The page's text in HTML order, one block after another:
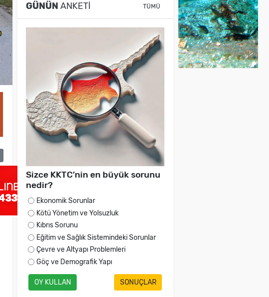
GÜNÜN ANKETI TÜMÜ
Sizce KKTC’nin en büyük sorunu
nedir?
Ekonomik Sorunlar
Kötü Yönetim ve Yolsuzluk
Kıbrıs Sorunu
Eğitim ve Sağlık Sistemindeki Sorunlar
Çevre ve Altyapı Problemleri
Göç ve Demografik Yapı
OY KULLAN SONUÇLAR